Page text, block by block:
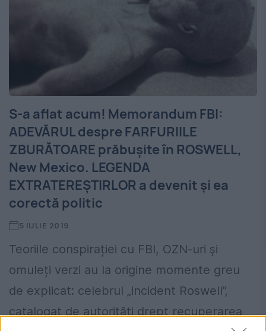
S-a aflat acum! Memorandum FBI:
ADEVĂRUL despre FARFURIILE
ZBURĂTOARE prăbușite în ROSWELL,
New Mexico. LEGENDA
EXTRATEREȘTIRLOR a devenit și ea
corectă politic
5 IULIE 2019
Teoriile conspirației cu FBI, OZN-uri și
omuleți verzi au la origine momente greu
de explicat: celebrul „incident Roswell”,
catalogat de autorități drept recuperarea